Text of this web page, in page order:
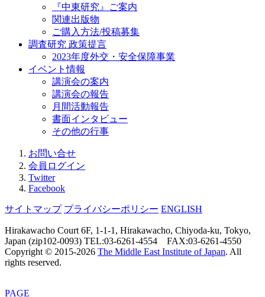
『中東研究』ご案内
関連出版物
ご購入方法/投稿募集
調査研究 政策提言
2023年度外交・安全保障事業
イベント情報
講演会の案内
講演会の報告
月間活動報告
書面インタビュー
その他の行事
お問い合せ
会員ログイン
Twitter
Facebook
サイトマップ プライバシーポリシー ENGLISH
Hirakawacho Court 6F, 1-1-1, Hirakawacho, Chiyoda-ku, Tokyo,
Japan (zip102-0093) TEL:03-6261-4554 FAX:03-6261-4550
Copyright © 2015-2026 The Middle East Institute of Japan. All
rights reserved.
PAGE